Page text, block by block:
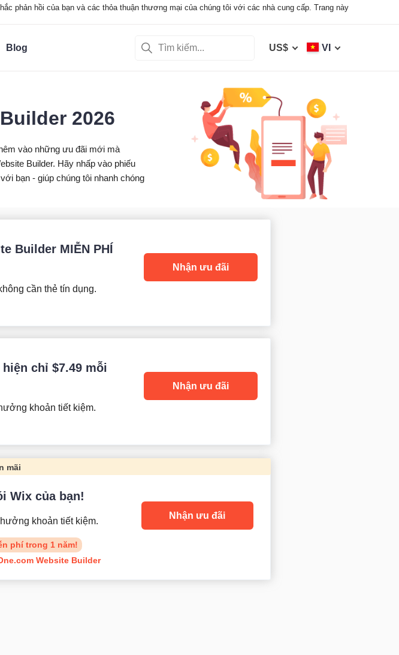
phản hồi của bạn và các thỏa thuận thương mại của chúng tôi với các nhà cung cấp. Trang này
Blog US$ VI
2026
vào những ưu đãi mới mà
Builder. Hãy nhấp vào phiếu
bạn - giúp chúng tôi nhanh chóng
Builder MIỄN PHÍ
cần thẻ tín dụng.
Nhận ưu đãi
hiện chỉ$7.49 mỗi
khoản tiết kiệm.
Nhận ưu đãi
mãi
Wix của bạn!
khoản tiết kiệm.
phí trong 1 năm!
Website Builder
Nhận ưu đãi